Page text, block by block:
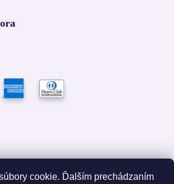
cookie. Ďalším prechádzaním